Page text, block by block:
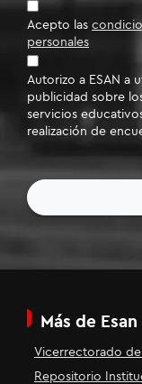
Acepto las
personales
Autorizo a ESAN a
publicidad sobre
servicios
realización de
Más de Esan
Vicerrectorado
Repositorio